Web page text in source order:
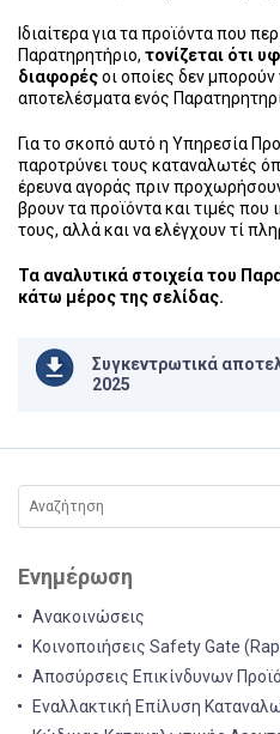
Ιδιαίτερα για τα προϊόντα που
Παρατηρητήριο, τονίζεται ότι
διαφορέςοι οποίες δεν
αποτελέσματα ενός
Για το σκοπό αυτό η Υπηρεσία
παροτρύνει τους καταναλωτές
έρευνα αγοράς πριν
βρουν τα προϊόντα και τιμές που
τους, αλλά και να ελέγχουν τί
Τα αναλυτικά στοιχεία του
κάτω μέρος της σελίδας.
Συγκεντρωτικά
2025
Ενημέρωση
Ανακοινώσεις
Κοινοποιήσεις Safety Gate
Αποσύρσεις Επικίνδυνων
Εναλλακτική Επίλυση